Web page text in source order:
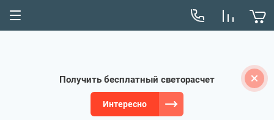
Получить бесплатный светорасчет
Интересно